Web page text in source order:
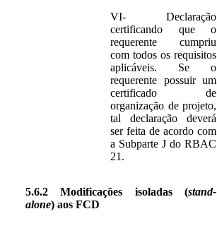
VI- Declaração
certificando que o
requerente cumpriu
com todos os requisitos
aplicáveis. Se o
requerente possuir um
certificado de
organização de projeto,
tal declaração deverá
ser feita de acordo com
a Subparte J do RBAC
21.
5.6.2 Modificações isoladas (stand-
alone) aos FCD